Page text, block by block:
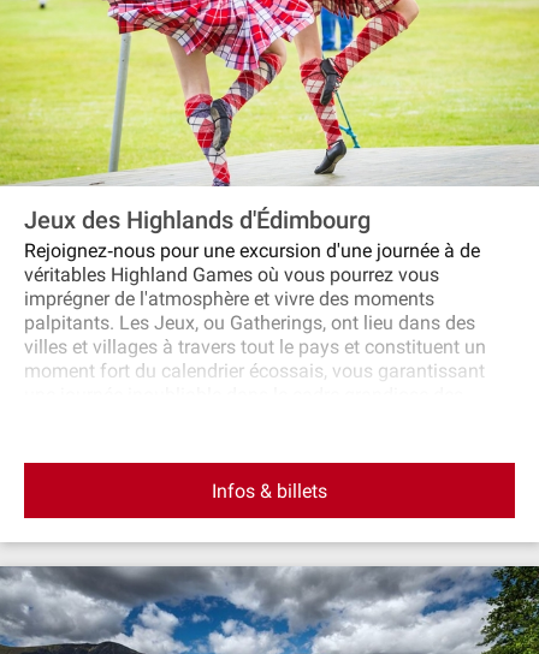
Jeux des Highlands d'Édimbourg
Rejoignez‐nous pour une excursion d'une journée à de
véritables Highland Games où vous pourrez vous
imprégner de l'atmosphère et vivre des moments
palpitants. Les Jeux, ou Gatherings, ont lieu dans des
villes et villages à travers tout le pays et constituent un
moment fort du calendrier écossais, vous garantissant
2025 : Glamis Samedi 5 juillet 2025 : Luss Dimanche 3
août 2025 : Bridge of Allan Dimanche 17 août 2025 :
Crieff Samedi 6 septembre 2025 : Braemar Samedi 13
septembre 2025 : Pitlochery
Infos & billets